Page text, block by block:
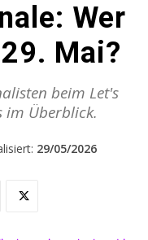
Wer
Mai?
beim Let's
im Überblick.
29/05/2026